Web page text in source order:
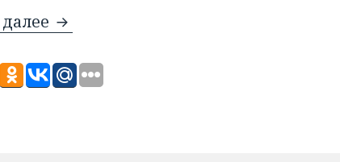
Полезный файл для заказов Interstar.